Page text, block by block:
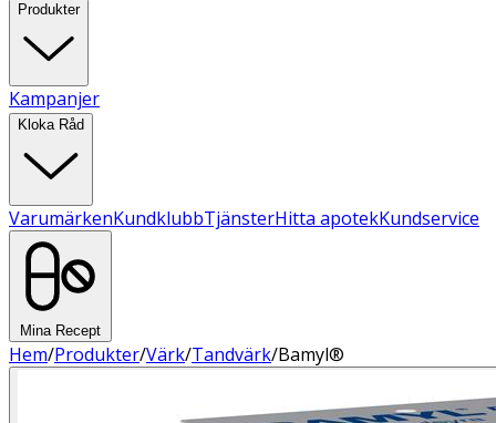
Produkter
Kampanjer
Kloka Råd
VarumärkenKundklubbTjänsterHitta apotekKundservice
Mina Recept
Hem/Produkter/Värk/Tandvärk/Bamyl®